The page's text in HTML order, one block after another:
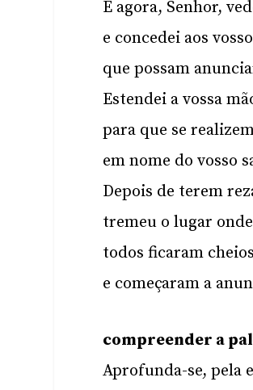
E agora, Senhor,
e concedei aos
que possam
Estendei a vossa
para que se
em nome do vosso
Depois de terem
tremeu o lugar
todos ficaram
e começaram a
compreender a
Aprofunda-se, pela